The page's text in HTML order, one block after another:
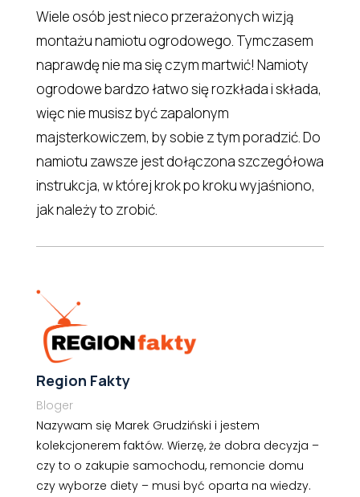
Wiele osób jest nieco przerażonych wizją
montażu namiotu ogrodowego. Tymczasem
naprawdę nie ma się czym martwić! Namioty
ogrodowe bardzo łatwo się rozkłada i składa,
więc nie musisz być zapalonym
majsterkowiczem, by sobie z tym poradzić. Do
namiotu zawsze jest dołączona szczegółowa
instrukcja, w której krok po kroku wyjaśniono,
jak należy to zrobić.
Region Fakty
Bloger
Nazywam się Marek Grudziński i jestem
kolekcjonerem faktów. Wierzę, że dobra decyzja –
czy to o zakupie samochodu, remoncie domu
czy wyborze diety – musi być oparta na wiedzy.